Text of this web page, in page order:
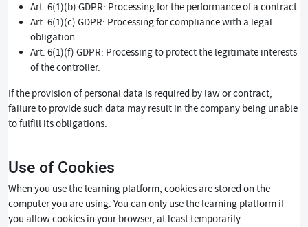
Art. 6(1)(b) GDPR: Processing for the performance of a contract.
Art. 6(1)(c) GDPR: Processing for compliance with a legal
obligation.
Art. 6(1)(f) GDPR: Processing to protect the legitimate interests
of the controller.
If the provision of personal data is required by law or contract,
failure to provide such data may result in the company being unable
to fulfill its obligations.
Use of Cookies
When you use the learning platform, cookies are stored on the
computer you are using. You can only use the learning platform if
you allow cookies in your browser, at least temporarily.